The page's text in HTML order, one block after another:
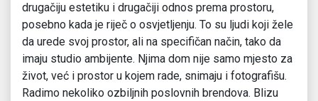
drugačiju estetiku i drugačiji odnos prema prostoru,
posebno kada je riječ o osvjetljenju. To su ljudi koji žele
da urede svoj prostor, ali na specifičan način, tako da
imaju studio ambijente. Njima dom nije samo mjesto za
život, već i prostor u kojem rade, snimaju i fotografišu.
Radimo nekoliko ozbiljnih poslovnih brendova. Blizu